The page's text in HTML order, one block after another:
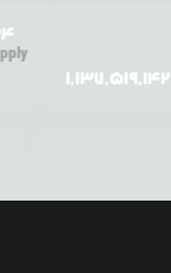
1,137,519,142